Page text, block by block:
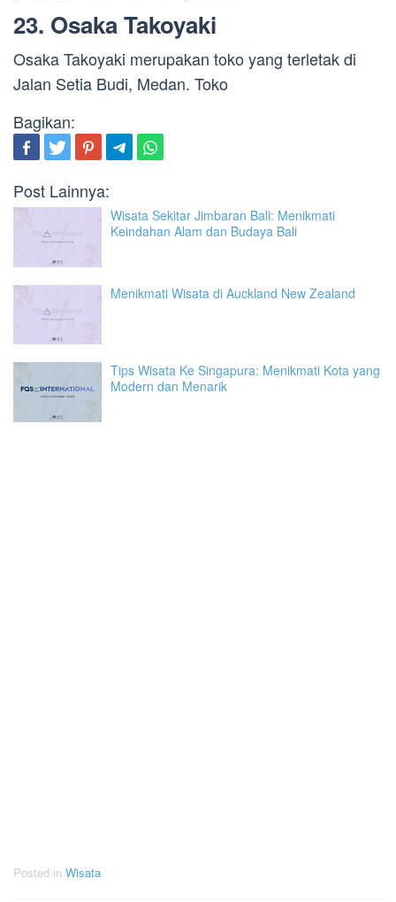
23. Osaka Takoyaki
Osaka Takoyaki merupakan toko yang terletak di
Jalan Setia Budi, Medan. Toko
Bagikan:
Post Lainnya:
Wisata Sekitar Jimbaran Bali: Menikmati
Keindahan Alam dan Budaya Bali
Menikmati Wisata di Auckland New Zealand
Tips Wisata Ke Singapura: Menikmati Kota yang
Modern dan Menarik
Posted in Wisata